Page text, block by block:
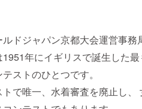
ドジャパン京都大会運営事務
1951年にイギリスで誕生した
ストのひとつです。
で唯一、水着審査を廃止し